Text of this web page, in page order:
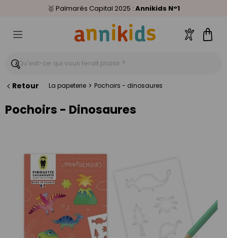
Livraison relais offertedès 59€🚚
🥇 Palmarès Capital 2025 : Annikids N°1
⭐⭐⭐⭐⭐4,6/5(24 000 avis clients)
Compte
Retour La papeterie > Pochoirs - dinosaures
Pochoirs - Dinosaures